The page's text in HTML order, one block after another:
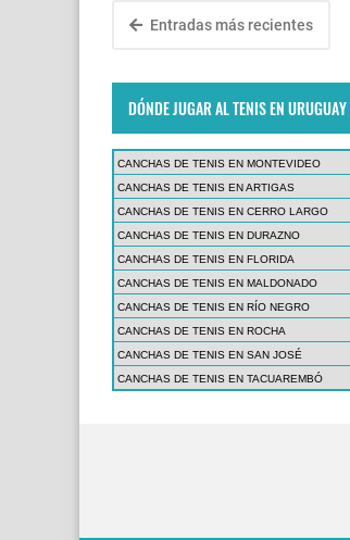
Entradas más recientes
DÓNDE JUGAR AL TENIS EN URUGUAY
CANCHAS DE TENIS EN MONTEVIDEO
CANCHAS DE TENIS EN ARTIGAS
CANCHAS DE TENIS EN CERRO LARGO
CANCHAS DE TENIS EN DURAZNO
CANCHAS DE TENIS EN FLORIDA
CANCHAS DE TENIS EN MALDONADO
CANCHAS DE TENIS EN RÍO NEGRO
CANCHAS DE TENIS EN ROCHA
CANCHAS DE TENIS EN SAN JOSÉ
CANCHAS DE TENIS EN TACUAREMBÓ